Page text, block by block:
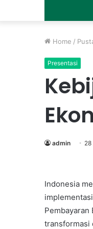
Home /
Presentasi
admin
Indonesia
Pembayaran
transformasi